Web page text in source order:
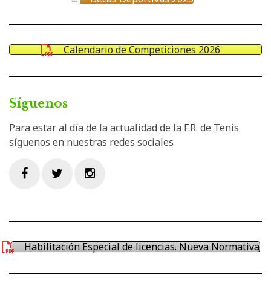
Calendario de Competiciones 2026
Síguenos
Para estar al día de la actualidad de la F.R. de Tenis
síguenos en nuestras redes sociales
Habilitación Especial de licencias. Nueva Normativa